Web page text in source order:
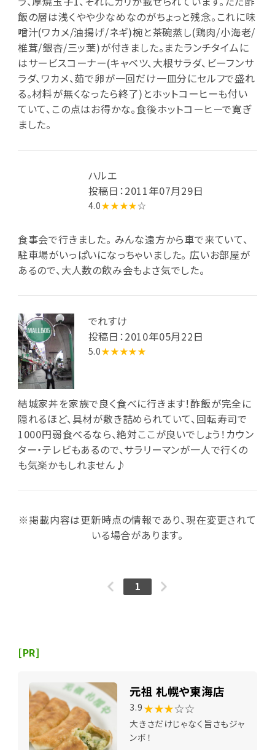
飯の層は浅くやや少なめなのがちょっと残念。これに味
噌汁(ワカメ/油揚げ/ネギ)椀と茶碗蒸し(鶏肉/小海老/
椎茸/銀杏/三ッ葉)が付きました。またランチタイムに
はサービスコーナー(キャベツ、大根サラダ、ビーフンサ
ラダ、ワカメ、茹で卵が一回だけ一皿分にセルフで盛れ
る。材料が無くなったら終了)とホットコーヒーも付い
ていて、この点はお得かな。食後ホットコーヒーで寛ぎ
ました。
ハルエ
投稿日：2011年07月29日
4.0★★★★☆
食事会で行きました。 みんな遠方から車で来ていて、
駐車場がいっぱいになっちゃいました。 広いお部屋が
あるので、大人数の飲み会もよさ気でした。
でれすけ
投稿日：2010年05月22日
5.0★★★★★
結城家丼を家族で良く食べに行きます！酢飯が完全に
隠れるほど、具材が敷き詰められていて、回転寿司で
1000円弱食べるなら、絶対ここが良いでしょう！カウン
ター・テレビもあるので、サラリーマンが一人で行くの
も気楽かもしれません♪
※掲載内容は更新時点の情報であり、現在変更されて
いる場合があります。
1
[PR]
元祖 札幌や東海店
3.9 ★★★☆☆
大きさだけじゃなく旨さもジャ
ンボ！